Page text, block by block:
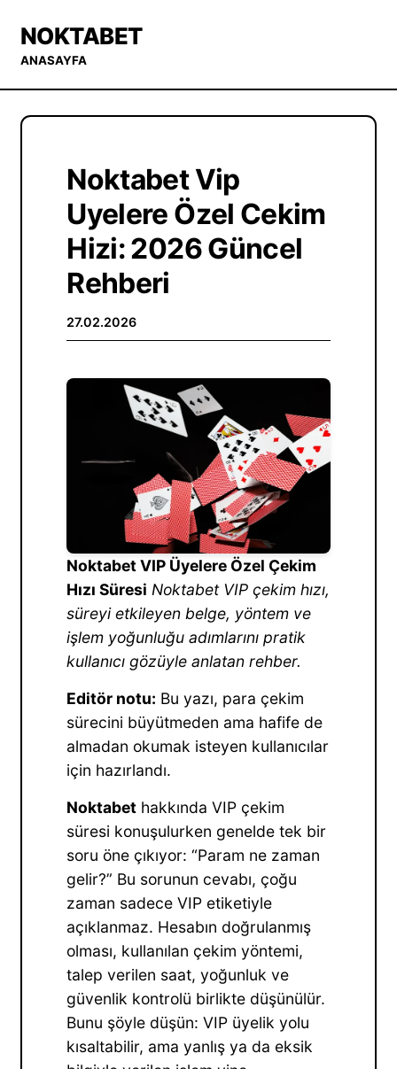
NOKTABET
ANASAYFA
Noktabet Vip
Uyelere Özel Cekim
Hizi: 2026 Güncel
Rehberi
27.02.2026
Noktabet VIP Üyelere Özel Çekim
Hızı Süresi Noktabet VIP çekim hızı,
süreyi etkileyen belge, yöntem ve
işlem yoğunluğu adımlarını pratik
kullanıcı gözüyle anlatan rehber.
Editör notu: Bu yazı, para çekim
sürecini büyütmeden ama hafife de
almadan okumak isteyen kullanıcılar
için hazırlandı.
Noktabet hakkında VIP çekim
süresi konuşulurken genelde tek bir
soru öne çıkıyor: “Param ne zaman
gelir?” Bu sorunun cevabı, çoğu
zaman sadece VIP etiketiyle
açıklanmaz. Hesabın doğrulanmış
olması, kullanılan çekim yöntemi,
talep verilen saat, yoğunluk ve
güvenlik kontrolü birlikte düşünülür.
Bunu şöyle düşün: VIP üyelik yolu
kısaltabilir, ama yanlış ya da eksik